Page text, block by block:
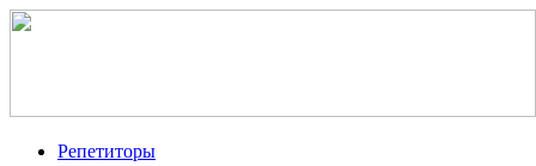
Репетиторы